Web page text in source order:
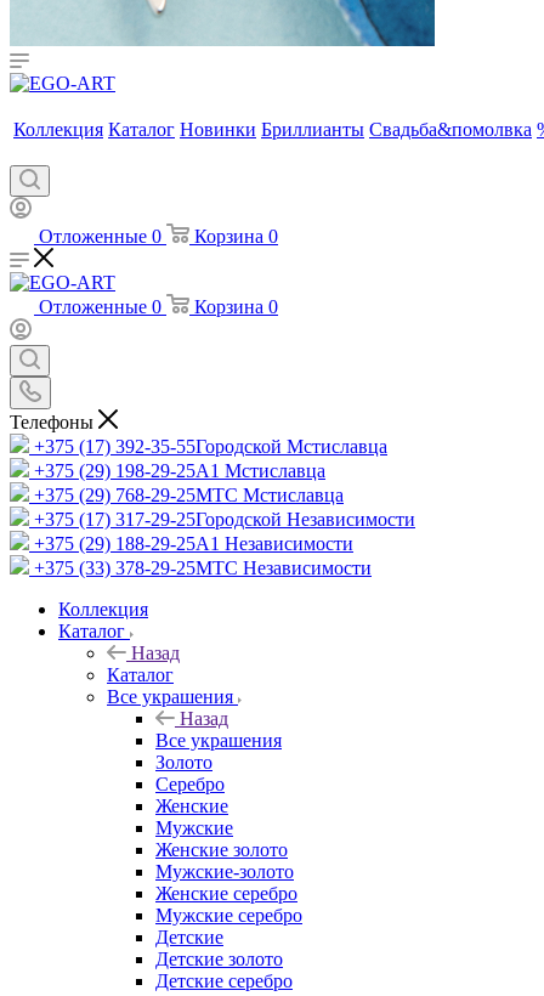
Коллекция Каталог Новинки Бриллианты Свадьба&помолвка
Отложенные 0 Корзина 0
Отложенные 0 Корзина 0
Телефоны
+375 (17) 392-35-55Городской Мстиславца
+375 (29) 198-29-25A1 Мстиславца
+375 (29) 768-29-25МТС Мстиславца
+375 (17) 317-29-25Городской Независимости
+375 (29) 188-29-25A1 Независимости
+375 (33) 378-29-25МТС Независимости
Коллекция
Каталог
Назад
Каталог
Все украшения
Назад
Все украшения
Золото
Серебро
Женские
Мужские
Женские золото
Мужские-золото
Женские серебро
Мужские серебро
Детские
Детские золото
Детские серебро